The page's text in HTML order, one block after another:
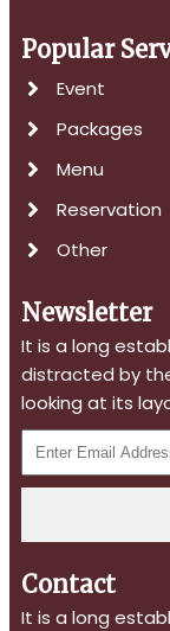
Popular
Event
Packages
Menu
Reservation
Other
Newsletter
It is a long
distracted by
looking at its
Contact
It is a long